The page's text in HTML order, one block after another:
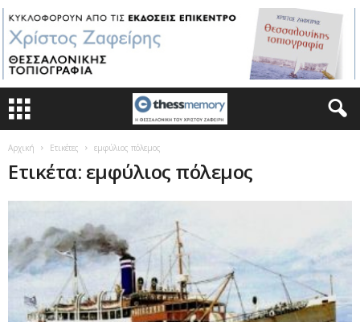
Αρχική Ετικέτες εμφύλιος πόλεμος
Ετικέτα: εμφύλιος πόλεμος